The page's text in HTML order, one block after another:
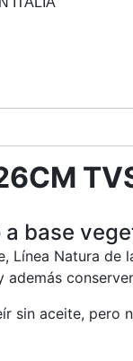
base
Natura de
sin aceite, pero